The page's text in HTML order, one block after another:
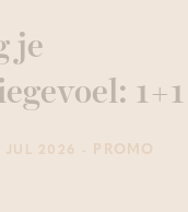
je
JUL 2026 - PROMO